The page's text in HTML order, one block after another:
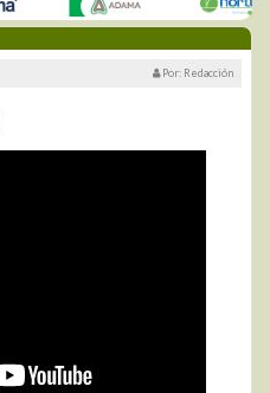
Por: Redacción